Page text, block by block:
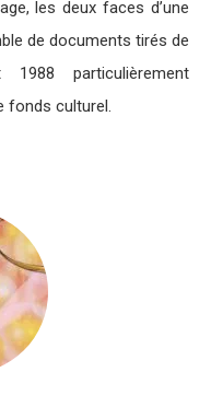
les deux faces d’une
de documents tirés de
particulièrement
fonds culturel.